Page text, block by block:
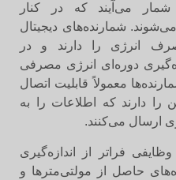
می‌آیند که در کنار
شمارنده‌های دیجیتال
انرژی را دارند و در
دوره‌ای انرژی مصرفی
معمولاً قابلیت اتصال
دارند که اطلاعات را به
می‌کنند.
فراتر از اندازه‌گیری
حاصل از مولتی‌مترها و